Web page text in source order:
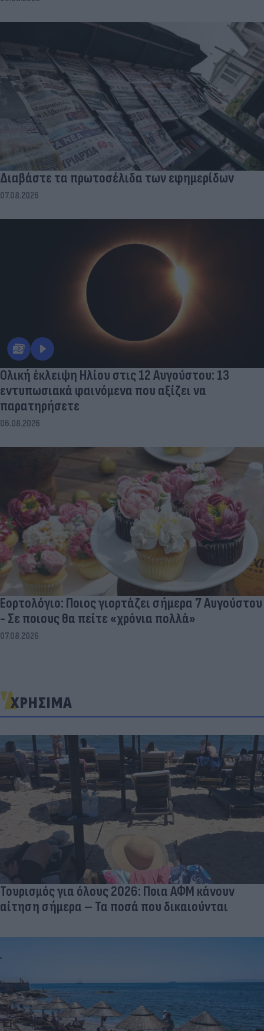
Διαβάστε τα πρωτοσέλιδα των εφημερίδων
07.08.2026
Ολική έκλειψη Ηλίου στις 12 Αυγούστου: 13
εντυπωσιακά φαινόμενα που αξίζει να
παρατηρήσετε
06.08.2026
Εορτολόγιο: Ποιος γιορτάζει σήμερα 7 Αυγούστου
- Σε ποιους θα πείτε «χρόνια πολλά»
07.08.2026
ΧΡΗΣΙΜΑ
Τουρισμός για όλους 2026: Ποια ΑΦΜ κάνουν
αίτηση σήμερα – Τα ποσά που δικαιούνται